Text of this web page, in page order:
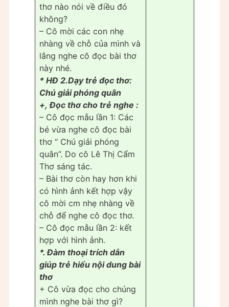
thơ nào nói về điều đó
không?
– Cô mời các con nhẹ
nhàng về chỗ của mình và
lắng nghe cô đọc bài thơ
này nhé.
* HĐ 2.Dạy trẻ đọc thơ:
Chú giải phóng quân
+, Đọc thơ cho trẻ nghe :
– Cô đọc mẫu lần 1: Các
bé vừa nghe cô đọc bài
thơ “ Chú giải phóng
quân”. Do cô Lê Thị Cẩm
Thơ sáng tác.
– Bài thơ còn hay hơn khi
có hình ảnh kết hợp vậy
cô mời cm nhẹ nhàng về
chỗ để nghe cô đọc thơ.
– Cô đọc mẫu lần 2: kết
hợp với hình ảnh.
*. Đàm thoại trích dẫn
giúp trẻ hiểu nội dung bài
thơ
+ Cô vừa đọc cho chúng
mình nghe bài thơ gì?